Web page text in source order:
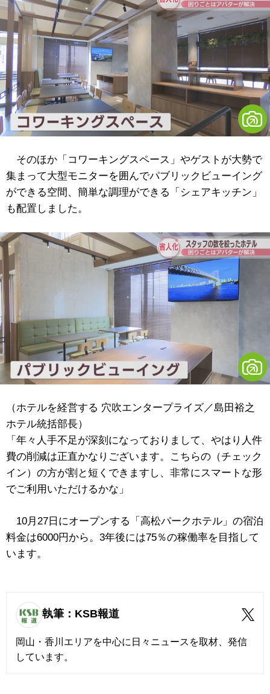
そのほか「コワーキングスペース」やゲストが大勢で
集まって大型モニターを囲んでパブリックビューイング
ができる空間、簡単な調理ができる「シェアキッチン」
も配置しました。
（ホテルを経営する 穴吹エンタープライズ／島田裕之
ホテル統括部長）
「年々人手不足が深刻になっておりまして、やはり人件
費の削減は正直かなりございます。こちらの（チェック
イン）の方が割と短くできますし、非常にスマートな形
でご利用いただけるかな」
10月27日にオープンする 「高松パークホテル」の宿泊
料金は6000円から。3年後には75％の稼働率を目指して
います。
執筆：KSB報道
岡山・香川エリアを中心に日々ニュースを取材、発信
しています。